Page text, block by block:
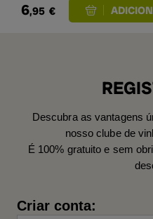
6,95 €
Descubra as vantagens
nosso clube de
É 100% gratuito e sem
Criar conta: